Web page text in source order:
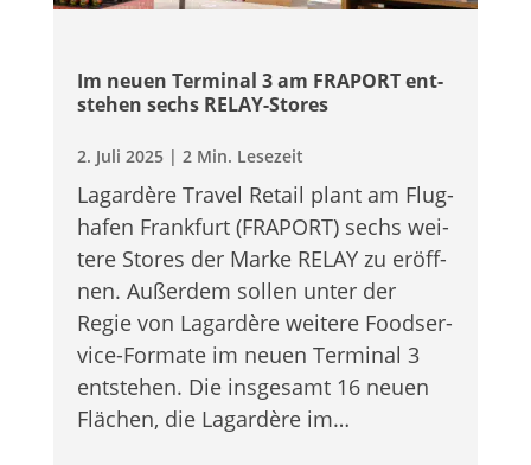
Im neuen Ter­mi­nal 3 am FRAPORT ent­
ste­hen sechs RELAY-Stores
2. Juli 2025| 2 Min. Lesezeit
Lag­ar­dère Tra­vel Retail plant am Flug­
ha­fen Frank­furt (FRAPORT) sechs wei­
tere Stores der Marke RELAY zu eröff­
nen. Außer­dem sol­len unter der
Regie von Lag­ar­dère wei­tere Food­ser­
vice-For­mate im neuen Ter­mi­nal 3
ent­ste­hen. Die ins­ge­samt 16 neuen
Flä­chen, die Lag­ar­dère im…